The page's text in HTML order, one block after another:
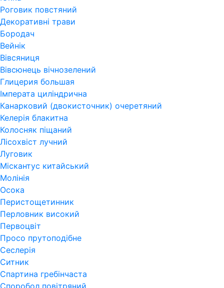
Роговик повстяний
Декоративні трави
Бородач
Вейнік
Вівсяниця
Вівсюнець вічнозелений
Глицерия большая
Імперата циліндрична
Канарковий (двокисточник) очеретяний
Келерія блакитна
Колосняк піщаний
Лісохвіст лучний
Луговик
Міскантус китайський
Молінія
Осока
Перистощетинник
Перловник високий
Первоцвіт
Просо прутоподібне
Сеслерія
Ситник
Спартина гребінчаста
Споробол повітряний